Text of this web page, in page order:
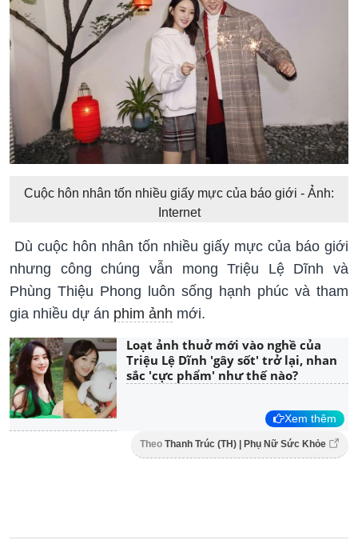
Cuộc hôn nhân tốn nhiều giấy mực của báo giới - Ảnh:
Internet
Dù cuộc hôn nhân tốn nhiều giấy mực của báo giới
nhưng công chúng vẫn mong Triệu Lệ Dĩnh và
Phùng Thiệu Phong luôn sống hạnh phúc và tham
gia nhiều dự án phim ảnh mới.
Loạt ảnh thuở mới vào nghề của
Triệu Lệ Dĩnh 'gây sốt' trở lại, nhan
sắc 'cực phẩm' như thế nào?
Xem thêm
Theo Thanh Trúc (TH) | Phụ Nữ Sức Khỏe